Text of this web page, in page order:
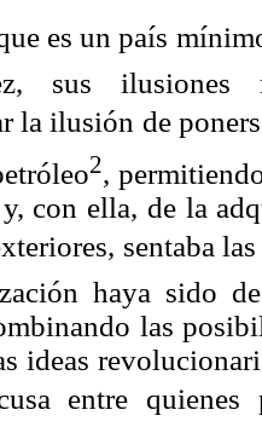
es un país
sus ilusiones
la ilusión de
2,
con ella, de la
exteriores, sentaba
haya sido
las
ideas
entre